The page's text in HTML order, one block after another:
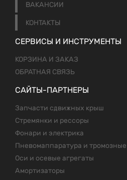
ВАКАНСИИ
КОНТАКТЫ
СЕРВИСЫ И ИНСТРУМЕНТЫ
КОРЗИНА И ЗАКАЗ
ОБРАТНАЯ СВЯЗЬ
САЙТЫ-ПАРТНЕРЫ
Запчасти сдвижных крыш
Стремянки и рессоры
Фонари и электрика
Пневомаппаратура и
Оси и осевые агрегаты
Амортизаторы